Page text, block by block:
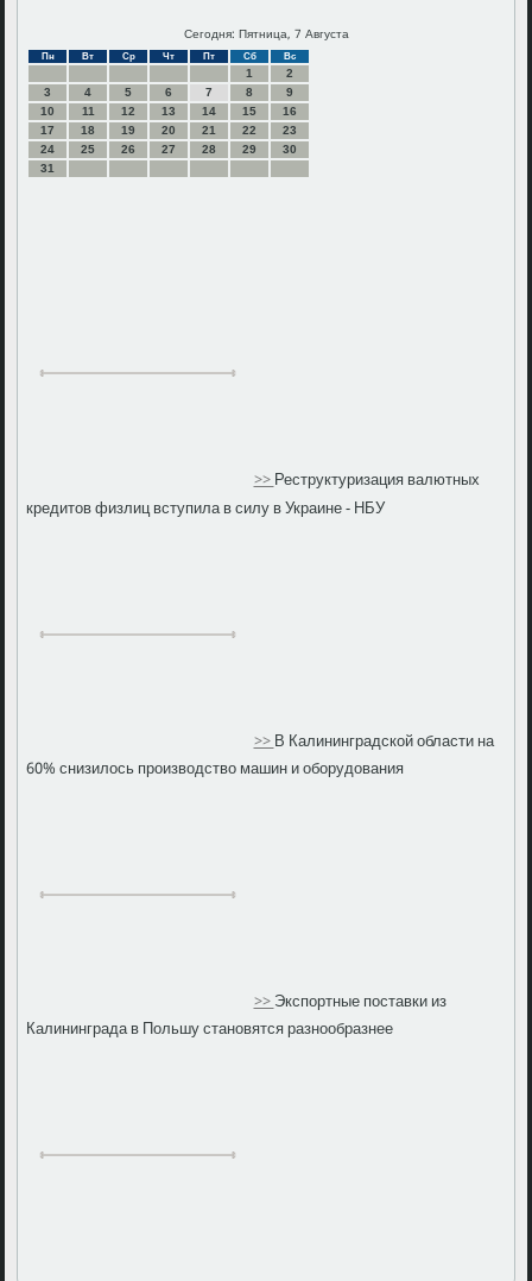
Сегодня: Пятница, 7 Августа
Пн Вт Ср Чт Пт Сб Вс
1
2
3
4 5 6 7 8
9
10
11 12 13 14 15
16
17
18 19 20 21 22
23
24
25 26 27 28 29
30
31
>>Реструктуризация валютных
кредитов физлиц вступила в силу в Украине - НБУ
>>В Калининградской области на
60% снизилось производство машин и оборудования
>>Экспортные поставки из
Калининграда в Польшу становятся разнообразнее